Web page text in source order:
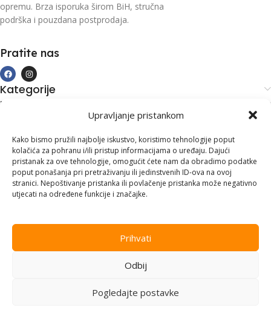
Upravljanje pristankom
Kako bismo pružili najbolje iskustvo, koristimo tehnologije poput
kolačića za pohranu i/ili pristup informacijama o uređaju. Dajući
pristanak za ove tehnologije, omogućit ćete nam da obradimo podatke
poput ponašanja pri pretraživanju ili jedinstvenih ID-ova na ovoj
stranici. Nepoštivanje pristanka ili povlačenje pristanka može negativno
utjecati na određene funkcije i značajke.
Prihvati
Odbij
Pogledajte postavke
opremu. Brza isporuka širom BiH, stručna
podrška i pouzdana postprodaja.
Pratite nas
Kategorije
Kupovina i podrška
Kontakt informacije
Branilaca Bosne, 75 300 Lukavac
+387 35 555 999
info@pconer.ba
Vision.